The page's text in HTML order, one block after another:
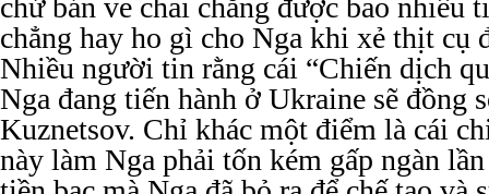
chứ bán ve chai chẳng được bao nhiêu
chẳng hay ho gì cho Nga khi xẻ thịt cụ
Nhiều người tin rằng cái “Chiến dịch
Nga đang tiến hành ở Ukraine sẽ
Kuznetsov. Chỉ khác một điểm là cái
này làm Nga phải tốn kém gấp ngàn